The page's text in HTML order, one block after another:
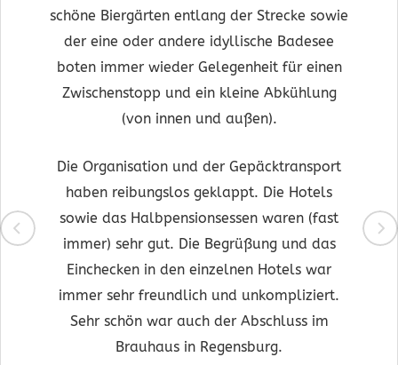
schöne Biergärten entlang der Strecke sowie
der eine oder andere idyllische Badesee
boten immer wieder Gelegenheit für einen
Zwischenstopp und ein kleine Abkühlung
(von innen und außen).
Die Organisation und der Gepäcktransport
haben reibungslos geklappt. Die Hotels
sowie das Halbpensionsessen waren (fast
immer) sehr gut. Die Begrüßung und das
Einchecken in den einzelnen Hotels war
immer sehr freundlich und unkompliziert.
Sehr schön war auch der Abschluss im
Brauhaus in Regensburg.